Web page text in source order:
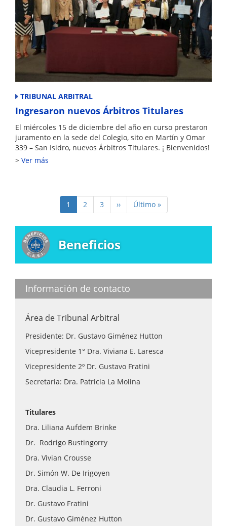
TRIBUNAL ARBITRAL
Ingresaron nuevos Árbitros Titulares
El miércoles 15 de diciembre del año en curso prestaron
juramento en la sede del Colegio, sito en Martín y Omar
339 – San Isidro, nuevos Árbitros Titulares. ¡ Bienvenidos!
Ver más
Paginación
Página
actual
1 Page
2 Page
3
Siguiente
página
››
Última
página
Último »
Beneficios
Información de contacto
Área de Tribunal Arbitral
Presidente: Dr. Gustavo Giménez Hutton
Vicepresidente 1° Dra. Viviana E. Laresca
Vicepresidente 2º Dr. Gustavo Fratini
Secretaria: Dra. Patricia La Molina
Titulares
Dra. Liliana Aufdem Brinke
Dr. Rodrigo Bustingorry
Dra. Vivian Crousse
Dr. Simón W. De Irigoyen
Dra. Claudia L. Ferroni
Dr. Gustavo Fratini
Dr. Gustavo Giménez Hutton